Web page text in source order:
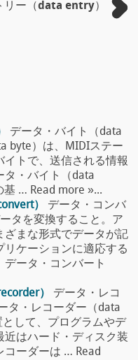
リー（data entry）
データ・バイト（data
byte）は、MIDIステー
イトで、送信される情報
タ・バイト（data
基 … Read more »...
）
データ・コンバ
タを変換すること。ア
ざまな形式でデータが記
ケーションに適応する
ータ・コンバート
）
データ・レコ
タ・レコーダー（data
して、プログラムやデ
近はハード・ディスク装
コーダーは … Read